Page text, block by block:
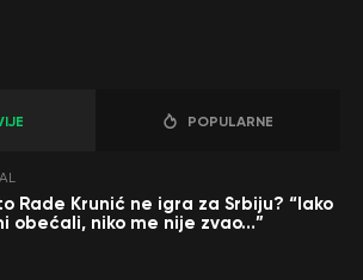
POPULARNE
Rade Krunić ne igra za Srbiju? “Iako
obećali, niko me nije zvao…”